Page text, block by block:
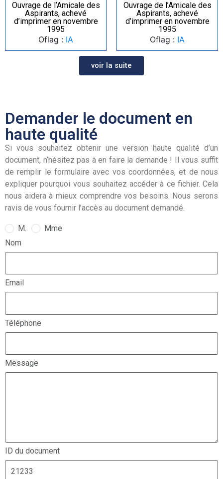
Ouvrage de l’Amicale des
Aspirants, achevé
d’imprimer en novembre
1995
Oflag : IA
Ouvrage de l’Amicale des
Aspirants, achevé
d’imprimer en novembre
1995
Oflag : IA
voir la suite
Demander le document en
haute qualité
Si vous souhaitez obtenir une version haute qualité d’un
document, n’hésitez pas à en faire la demande ! Il vous suffit
de remplir le formulaire avec vos coordonnées, et de nous
expliquer pourquoi vous souhaitez accéder à ce fichier. Cela
nous aidera à mieux comprendre vos besoins. Nous serons
ravis de vous fournir l’accès au document demandé.
M.
Mme
Nom
Email
Téléphone
Message
ID du document